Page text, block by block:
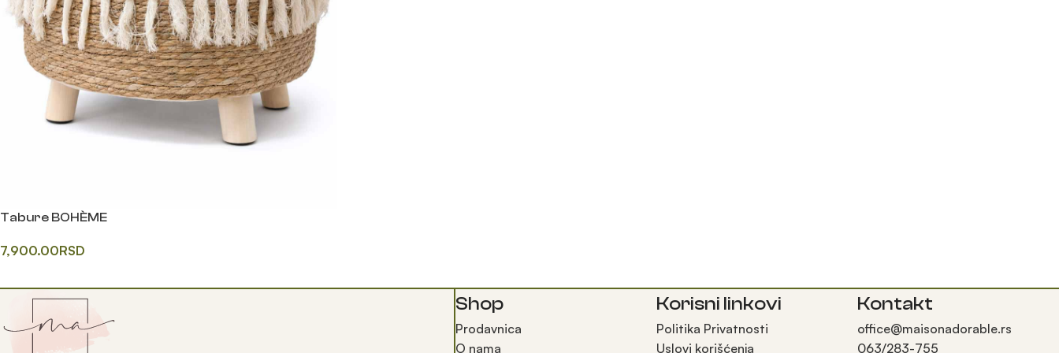
Tabure BOHÈME
7,900.00RSD
Shop
Prodavnica
O nama
Korisni linkovi
Politika Privatnosti
Uslovi korišćenja
Kontakt
office@maisonadorable.rs
063/283-755